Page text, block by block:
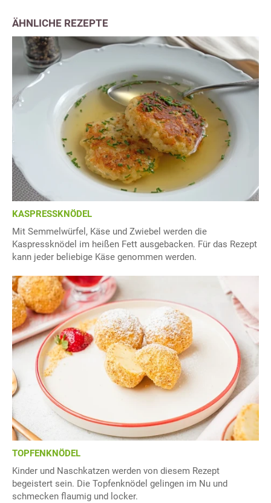
ÄHNLICHE REZEPTE
KASPRESSKNÖDEL
Mit Semmelwürfel, Käse und Zwiebel werden die
Kaspressknödel im heißen Fett ausgebacken. Für das Rezept
kann jeder beliebige Käse genommen werden.
TOPFENKNÖDEL
Kinder und Naschkatzen werden von diesem Rezept
begeistert sein. Die Topfenknödel gelingen im Nu und
schmecken flaumig und locker.